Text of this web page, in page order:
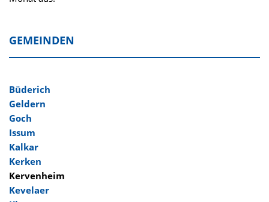
GEMEINDEN
Navigation überspringen
Büderich
Geldern
Goch
Issum
Kalkar
Kerken
Kervenheim
Kevelaer